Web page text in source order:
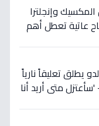
وإنجلترا
عاتية تعطل أهم
يطلق تعليقاً نارياً
متى أريد أنا